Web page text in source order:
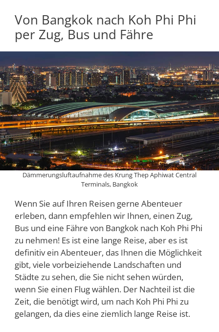
Von Bangkok nach Koh Phi Phi
per Zug, Bus und Fähre
Dämmerungsluftaufnahme des Krung Thep Aphiwat Central
Terminals, Bangkok
Wenn Sie auf Ihren Reisen gerne Abenteuer
erleben, dann empfehlen wir Ihnen, einen Zug,
Bus und eine Fähre von Bangkok nach Koh Phi Phi
zu nehmen! Es ist eine lange Reise, aber es ist
definitiv ein Abenteuer, das Ihnen die Möglichkeit
gibt, viele vorbeiziehende Landschaften und
Städte zu sehen, die Sie nicht sehen würden,
wenn Sie einen Flug wählen. Der Nachteil ist die
Zeit, die benötigt wird, um nach Koh Phi Phi zu
gelangen, da dies eine ziemlich lange Reise ist.